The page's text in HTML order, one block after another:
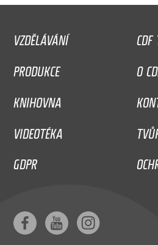
VZDĚLÁVÁNÍ
PRODUKCE
O
KNIHOVNA
VIDEOTÉKA
GDPR